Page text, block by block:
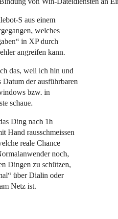
S aus einem
welches
in XP durch
angreifen kann.
das, weil ich hin und
Datum der ausführbaren
bzw. in
schaue.
Ding nach 1h
Hand rausschmeissen
reale Chance
noch,
Dingen zu schützen,
über Dialin oder
Netz ist.